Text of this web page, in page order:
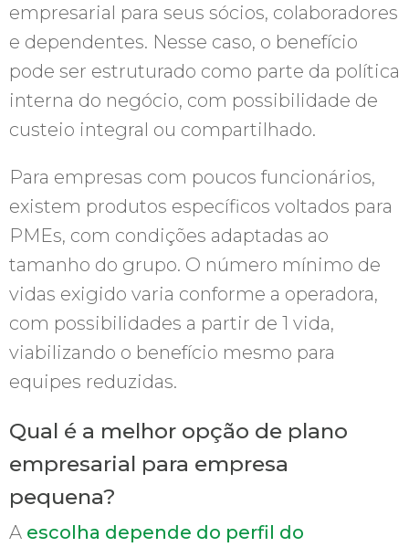
empresarial para seus sócios, colaboradores
e dependentes. Nesse caso, o benefício
pode ser estruturado como parte da política
interna do negócio, com possibilidade de
custeio integral ou compartilhado.
Para empresas com poucos funcionários,
existem produtos específicos voltados para
PMEs, com condições adaptadas ao
tamanho do grupo. O número mínimo de
vidas exigido varia conforme a operadora,
com possibilidades a partir de 1 vida,
viabilizando o benefício mesmo para
equipes reduzidas.
Qual é a melhor opção de plano
empresarial para empresa
pequena?
A escolha depende do perfil do